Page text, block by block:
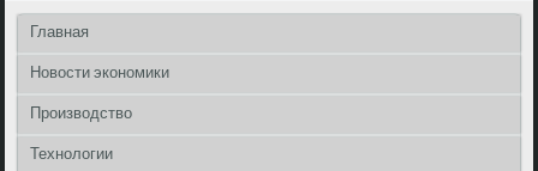
Главная
Новости экономики
Производство
Технологии